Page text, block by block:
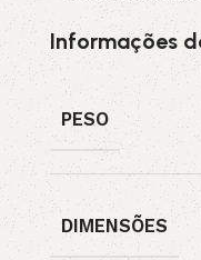
Informações
PESO
DIMENSÕES